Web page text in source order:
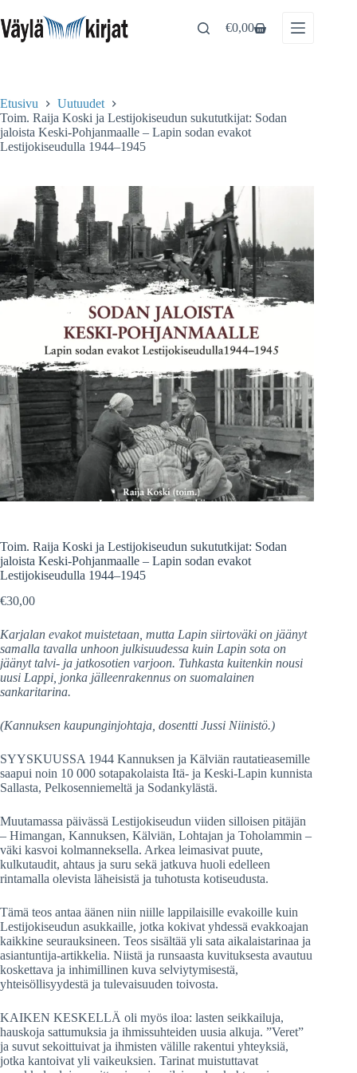
to
content
Shopping
€0,00
Etusivu
Uutuudet
Toim. Raija Koski ja Lestijokiseudun sukututkijat: Sodan
jaloista Keski-Pohjanmaalle – Lapin sodan evakot
Lestijokiseudulla 1944–1945
Toim. Raija Koski ja Lestijokiseudun sukututkijat: Sodan
jaloista Keski-Pohjanmaalle – Lapin sodan evakot
Lestijokiseudulla 1944–1945
€30,00
Karjalan evakot muistetaan, mutta Lapin siirtoväki on jäänyt
samalla tavalla unhoon julkisuudessa kuin Lapin sota on
jäänyt talvi- ja jatkosotien varjoon. Tuhkasta kuitenkin nousi
uusi Lappi, jonka jälleenrakennus on suomalainen
sankaritarina.
(Kannuksen kaupunginjohtaja, dosentti Jussi Niinistö.)
SYYSKUUSSA 1944 Kannuksen ja Kälviän rautatieasemille
saapui noin 10 000 sotapakolaista Itä- ja Keski-Lapin kunnista
Sallasta, Pelkosenniemeltä ja Sodankylästä.
Muutamassa päivässä Lestijokiseudun viiden silloisen pitäjän
– Himangan, Kannuksen, Kälviän, Lohtajan ja Toholammin –
väki kasvoi kolmanneksella. Arkea leimasivat puute,
kulkutaudit, ahtaus ja suru sekä jatkuva huoli edelleen
rintamalla olevista läheisistä ja tuhotusta kotiseudusta.
Tämä teos antaa äänen niin niille lappilaisille evakoille kuin
Lestijokiseudun asukkaille, jotka kokivat yhdessä evakkoajan
kaikkine seurauksineen. Teos sisältää yli sata aikalaistarinaa ja
asiantuntija-artikkelia. Niistä ja runsaasta kuvituksesta avautuu
koskettava ja inhimillinen kuva selviytymisestä,
yhteisöllisyydestä ja tulevaisuuden toivosta.
KAIKEN KESKELLÄ oli myös iloa: lasten seikkailuja,
hauskoja sattumuksia ja ihmissuhteiden uusia alkuja. ”Veret”
ja suvut sekoittuivat ja ihmisten välille rakentui yhteyksiä,
jotka kantoivat yli vaikeuksien. Tarinat muistuttavat